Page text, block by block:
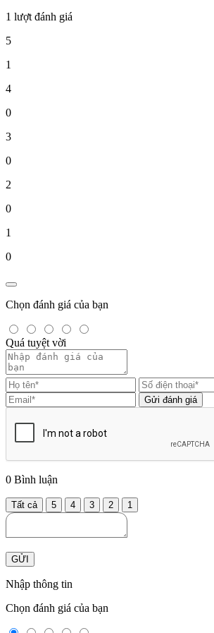
1 lượt đánh giá
5
1
4
0
3
0
2
0
1
0
Chọn đánh giá của bạn
Quá tuyệt vời
Gửi đánh giá
0 Bình luận
Tất cả 5 4 3 2 1
GỬI
Nhập thông tin
Chọn đánh giá của bạn